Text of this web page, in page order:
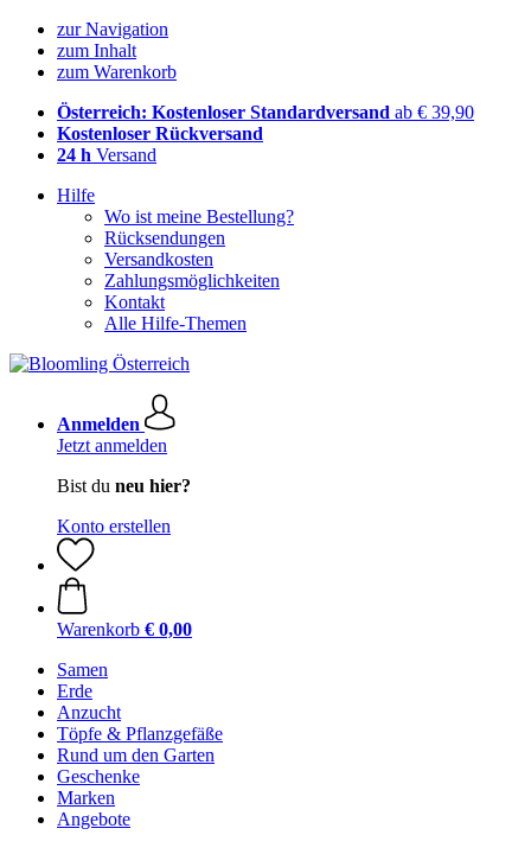
zur Navigation
zum Inhalt
zum Warenkorb
Österreich: Kostenloser Standardversand ab € 39,90
Kostenloser Rückversand
24 h Versand
Hilfe
Wo ist meine Bestellung?
Rücksendungen
Versandkosten
Zahlungsmöglichkeiten
Kontakt
Alle Hilfe-Themen
Anmelden
Jetzt anmelden
Bist du neu hier?
Konto erstellen
Warenkorb € 0,00
Samen
Erde
Anzucht
Töpfe & Pflanzgefäße
Rund um den Garten
Geschenke
Marken
Angebote